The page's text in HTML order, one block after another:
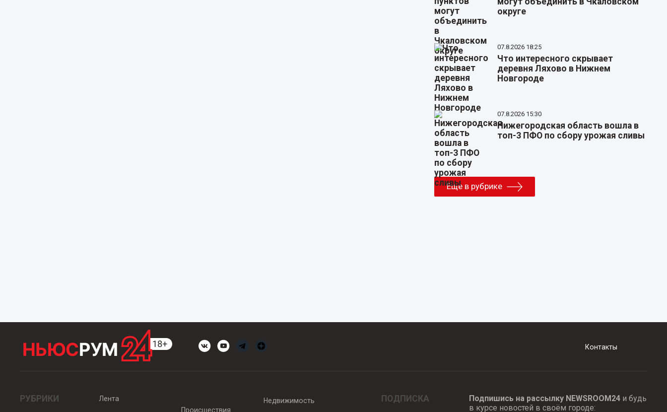
округе
07.8.2026 18:25
Что интересного скрывает
деревня Ляхово в Нижнем
Новгороде
07.8.2026 15:30
Нижегородская область вошла в
топ-3 ПФО по сбору урожая сливы
Еще в рубрике
Контакты
РУБРИКИ
Лента
Происшествия
Недвижимость ПОДПИСКА Подпишись на рассылку NEWSROOM24и будь
в курсе новостей в своём городе: